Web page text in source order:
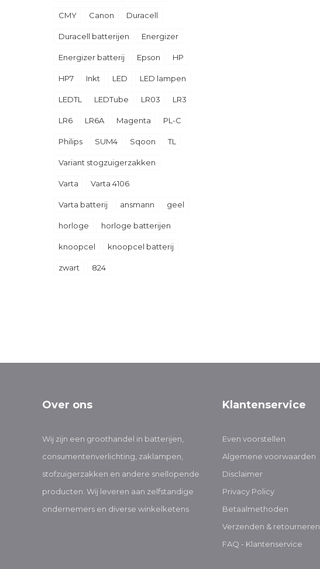
CMY Canon Duracell
Duracell batterijen Energizer
Energizer batterij Epson HP
HP7 Inkt LED LED lampen
LEDTL LEDTube LR03 LR3
LR6 LR6A Magenta PL-C
Philips SUM4 Sqoon TL
Variant stogzuigerzakken
Varta Varta 4106
Varta batterij ansmann geel
horloge horloge batterijen
knoopcel knoopcel batterij
zwart 824
Over ons
Wij zijn een groothandel in batterijen,
consumentenverlichting, zaklampen,
stofzuigerzakken en andere snellopende
producten. Wij leveren aan zelfstandige
ondernemers en diverse winkelketens
Klantenservice
Even voorstellen
Algemene voorwaarden
Disclaimer
Privacy Policy
Betaalmethoden
Verzenden & retourneren
FAQ - Klantenservice